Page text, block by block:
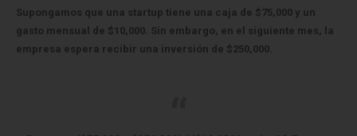
Supongamos que una startup tiene una caja de $75,000 y un
gasto mensual de $10,000. Sin embargo, en el siguiente mes, la
empresa espera recibir una inversión de $250,000.